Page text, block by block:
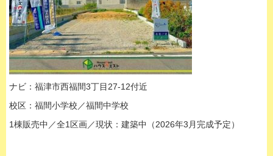
ナビ：福津市西福間3丁目27-12付近
校区：福間小学校／福間中学校
1棟販売中／全1区画／現状：建築中（2026年3月完成予定）